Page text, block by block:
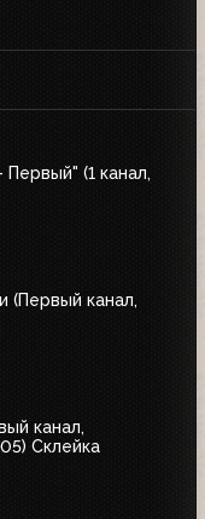
Первый" (1 канал,
(Первый канал,
канал,
Склейка